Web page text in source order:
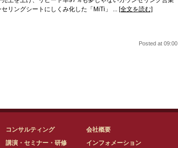
リングシートにしくみ化した「MiTi」 ... [全文を読む]
Posted at 09:00
コンサルティング
講演・セミナー・研修
会社概要
インフォメーション